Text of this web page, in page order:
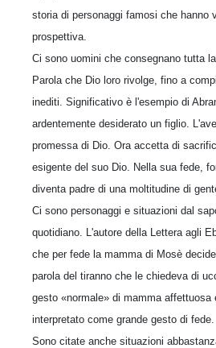
storia di personaggi famosi che hanno
prospettiva.
Ci sono uomini che consegnano tutta
Parola che Dio loro rivolge, fino a
inediti. Significativo è l'esempio di
ardentemente desiderato un figlio.
promessa di Dio. Ora accetta di
esigente del suo Dio. Nella sua fede,
diventa padre di una moltitudine di
Ci sono personaggi e situazioni dal
quotidiano. L'autore della Lettera agli
che per fede la mamma di Mosè
parola del tiranno che le chiedeva di
gesto «normale» di mamma affettuosa
interpretato come grande gesto di fede.
Sono citate anche situazioni